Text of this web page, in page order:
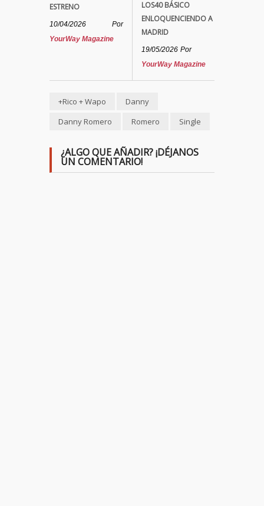
ESTRENO
10/04/2026
Por
YourWay Magazine
LOS40 BÁSICO
ENLOQUENCIENDO A
MADRID
19/05/2026 Por
YourWay Magazine
+Rico + Wapo
Danny
Danny Romero
Romero Single
¿ALGO QUE AÑADIR? ¡DÉJANOS
UN COMENTARIO!